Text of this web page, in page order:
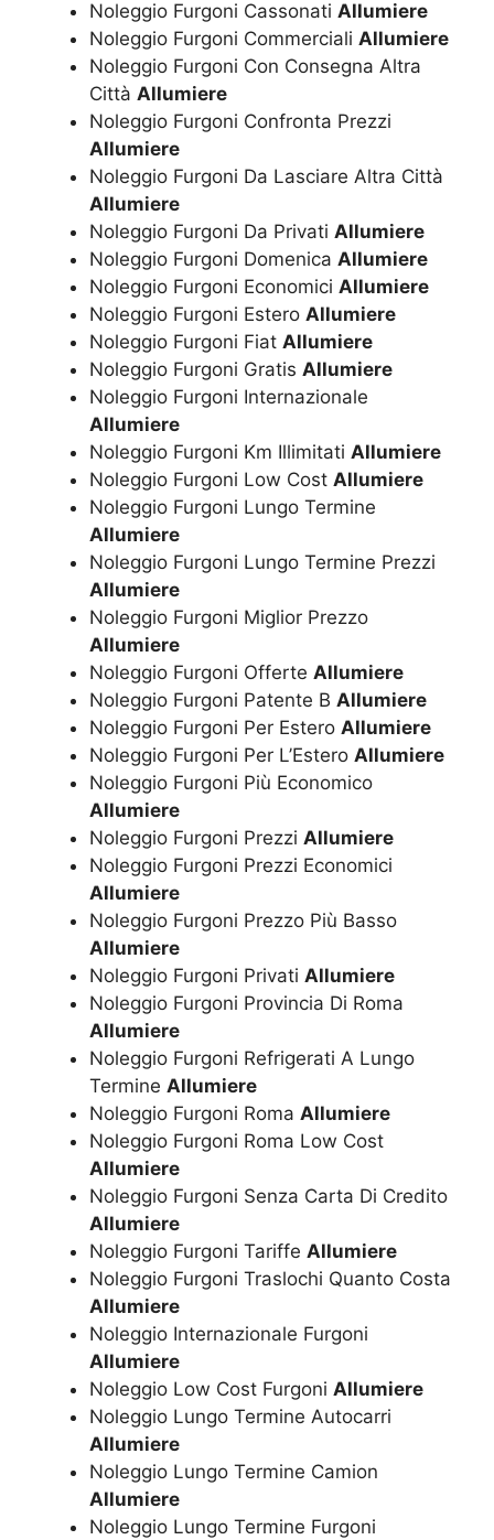
Noleggio Furgoni Cassonati Allumiere
Noleggio Furgoni Commerciali Allumiere
Noleggio Furgoni Con Consegna Altra
Città Allumiere
Noleggio Furgoni Confronta Prezzi
Allumiere
Noleggio Furgoni Da Lasciare Altra Città
Allumiere
Noleggio Furgoni Da Privati Allumiere
Noleggio Furgoni Domenica Allumiere
Noleggio Furgoni Economici Allumiere
Noleggio Furgoni Estero Allumiere
Noleggio Furgoni Fiat Allumiere
Noleggio Furgoni Gratis Allumiere
Noleggio Furgoni Internazionale
Allumiere
Noleggio Furgoni Km Illimitati Allumiere
Noleggio Furgoni Low Cost Allumiere
Noleggio Furgoni Lungo Termine
Allumiere
Noleggio Furgoni Lungo Termine Prezzi
Allumiere
Noleggio Furgoni Miglior Prezzo
Allumiere
Noleggio Furgoni Offerte Allumiere
Noleggio Furgoni Patente B Allumiere
Noleggio Furgoni Per Estero Allumiere
Noleggio Furgoni Per L’Estero Allumiere
Noleggio Furgoni Più Economico
Allumiere
Noleggio Furgoni Prezzi Allumiere
Noleggio Furgoni Prezzi Economici
Allumiere
Noleggio Furgoni Prezzo Più Basso
Allumiere
Noleggio Furgoni Privati Allumiere
Noleggio Furgoni Provincia Di Roma
Allumiere
Noleggio Furgoni Refrigerati A Lungo
Termine Allumiere
Noleggio Furgoni Roma Allumiere
Noleggio Furgoni Roma Low Cost
Allumiere
Noleggio Furgoni Senza Carta Di Credito
Allumiere
Noleggio Furgoni Tariffe Allumiere
Noleggio Furgoni Traslochi Quanto Costa
Allumiere
Noleggio Internazionale Furgoni
Allumiere
Noleggio Low Cost Furgoni Allumiere
Noleggio Lungo Termine Autocarri
Allumiere
Noleggio Lungo Termine Camion
Allumiere
Noleggio Lungo Termine Furgoni